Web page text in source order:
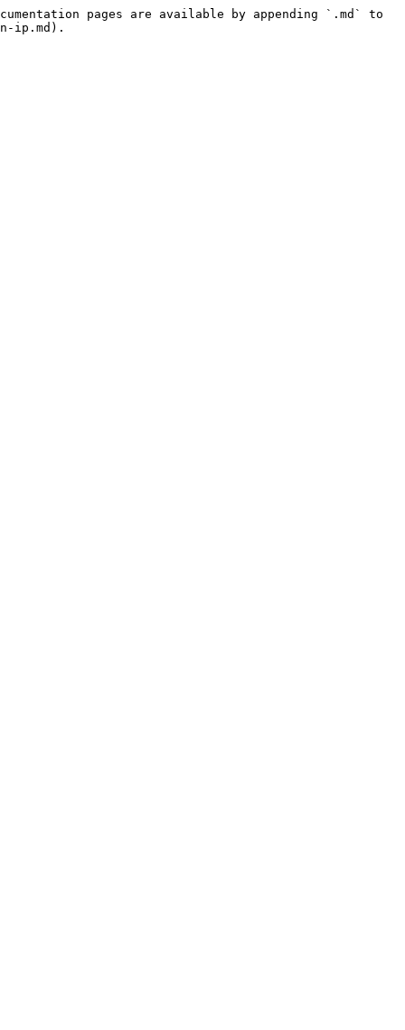
pages are available by appending `.md` to
ip.md).